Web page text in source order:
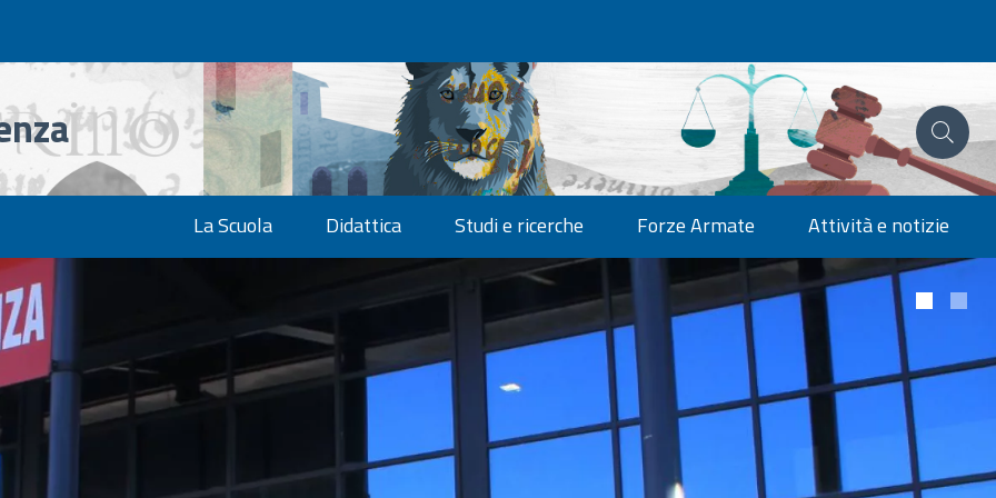
La Scuola Didattica Studi e ricerche Forze Armate Attività e notizie